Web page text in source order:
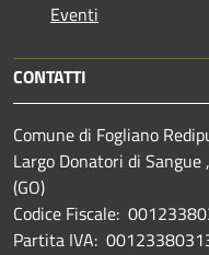
Eventi
CONTATTI
Comune di Fogliano
Largo Donatori di
(GO)
Codice Fiscale:
Partita IVA: